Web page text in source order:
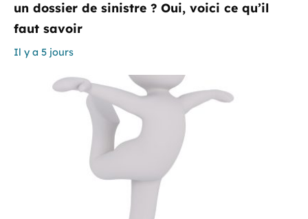
un dossier de sinistre ? Oui, voici ce qu’il
faut savoir
Il y a 5 jours